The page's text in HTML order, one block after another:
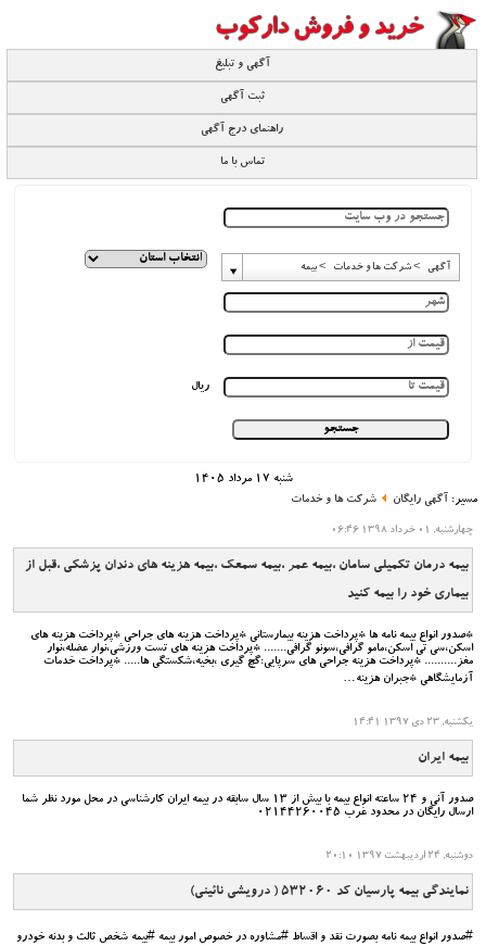
آگهی و تبلیغ
ثبت آگهی
راهنمای درج آگهی
تماس با ما
آگهی -> شرکت ها و خدمات -> بیمه
ریال
شنبه 17 مرداد 1405
مسیر: آگهی رایگان شرکت ها و خدمات
چهارشنبه, 01 خرداد 1398 06:46
بیمه درمان تکمیلی سامان ،بیمه عمر ،بیمه سمعک ،بیمه هزینه های دندان پزشکی ،قبل از
بیماری خود را بیمه کنید
*صدور انواع بیمه نامه ها *پرداخت هزینه بیمارستانی *پرداخت هزینه های جراحی *پرداخت هزینه های
اسکن،سی تی اسکن،مامو گرافی،سونو گرافی....... *پرداخت هزینه های تست ورزشی،نوار عضله،نوار
مغز.......... *پرداخت هزینه جراحی های سرپایی:گچ گیری ،بخیه،شکستگی ها..... *پرداخت خدمات
آزمایشگاهی *جبران هزینه…
یکشنبه, 23 دی 1397 14:41
بیمه ایران
صدور آنی و 24 ساعته انواع بیمه با بیش از 13 سال سابقه در بیمه ایران کارشناسی در محل مورد نظر شما
ارسال رایگان در محدود غرب 02144260045
دوشنبه, 24 ارديبهشت 1397 20:10
نمایندگی بیمه پارسیان کد 532060 ( درویشی نائینی)
#صدور انواع بیمه نامه بصورت نقد و اقساط #مشاوره در خصوص امور بیمه #بیمه شخص ثالث و بدنه خودرو